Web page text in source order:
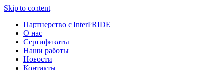
Skip to content
Партнерство с InterPRIDE
О нас
Сертификаты
Наши работы
Новости
Контакты